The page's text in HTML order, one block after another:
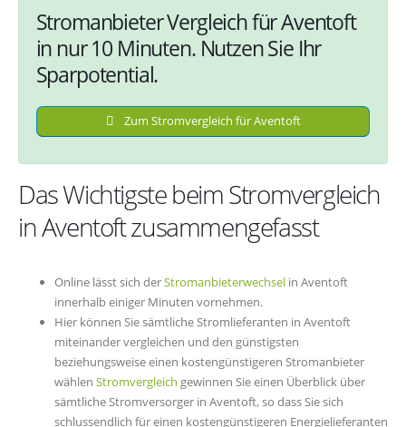
Stromanbieter Vergleich für Aventoft
in nur 10 Minuten. Nutzen Sie Ihr
Sparpotential.
Zum Stromvergleich für Aventoft
Das Wichtigste beim Stromvergleich
in Aventoft zusammengefasst
Online lässt sich derStromanbieterwechsel in Aventoft
innerhalb einiger Minuten vornehmen.
Hier können Sie sämtliche Stromlieferanten in Aventoft
miteinander vergleichen und den günstigsten
beziehungsweise einen kostengünstigeren Stromanbieter
wählen Stromvergleich gewinnen Sie einen Überblick über
sämtliche Stromversorger in Aventoft, so dass Sie sich
schlussendlich für einen kostengünstigeren Energielieferanten